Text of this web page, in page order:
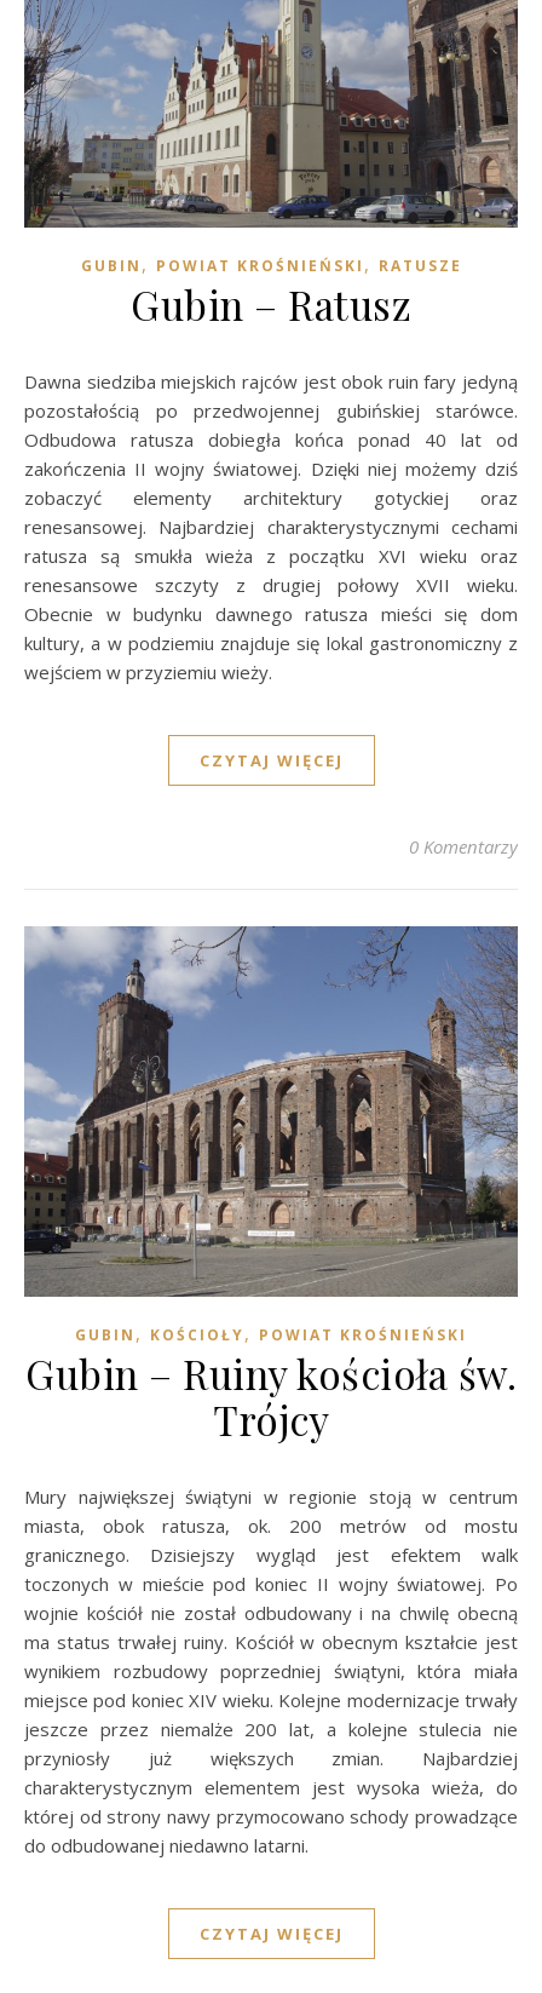
GUBIN , POWIAT KROŚNIEŃSKI , RATUSZE
Gubin – Ratusz
Dawna siedziba miejskich rajców jest obok ruin fary jedyną
pozostałością po przedwojennej gubińskiej starówce.
Odbudowa ratusza dobiegła końca ponad 40 lat od
zakończenia II wojny światowej. Dzięki niej możemy dziś
zobaczyć elementy architektury gotyckiej oraz
renesansowej. Najbardziej charakterystycznymi cechami
ratusza są smukła wieża z początku XVI wieku oraz
renesansowe szczyty z drugiej połowy XVII wieku.
Obecnie w budynku dawnego ratusza mieści się dom
kultury, a w podziemiu znajduje się lokal gastronomiczny z
wejściem w przyziemiu wieży.
CZYTAJ WIĘCEJ
0 Komentarzy
GUBIN , KOŚCIOŁY, POWIAT KROŚNIEŃSKI
Gubin – Ruiny kościoła św.
Trójcy
Mury największej świątyni w regionie stoją w centrum
miasta, obok ratusza, ok. 200 metrów od mostu
granicznego. Dzisiejszy wygląd jest efektem walk
toczonych w mieście pod koniec II wojny światowej. Po
wojnie kościół nie został odbudowany i na chwilę obecną
ma status trwałej ruiny. Kościół w obecnym kształcie jest
wynikiem rozbudowy poprzedniej świątyni, która miała
miejsce pod koniec XIV wieku. Kolejne modernizacje trwały
jeszcze przez niemalże 200 lat, a kolejne stulecia nie
przyniosły już większych zmian. Najbardziej
charakterystycznym elementem jest wysoka wieża, do
której od strony nawy przymocowano schody prowadzące
do odbudowanej niedawno latarni.
CZYTAJ WIĘCEJ